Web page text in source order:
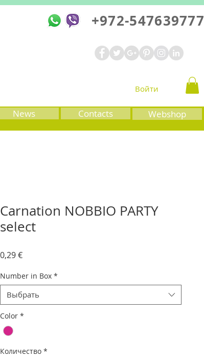
+972-547639777
Войти
News Contacts Webshop
Carnation NOBBIO PARTY
select
0,29 €Цена
Number in Box *
Выбрать
Color *
Количество *